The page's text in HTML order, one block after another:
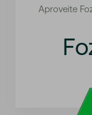
Aproveite